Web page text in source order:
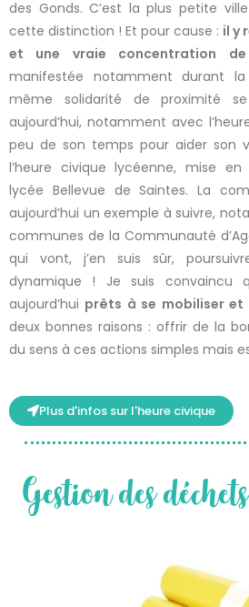
des Gonds. C’est la plus petite
cette distinction ! Et pour cause : il y
et une vraie concentration
manifestée notamment durant
même solidarité de proximité
aujourd’hui, notamment avec
peu de son temps pour aider son
l’heure civique lycéenne, mise
lycée Bellevue de Saintes. La
aujourd’hui un exemple à suivre,
communes de la Communauté
qui vont, j’en suis sûr,
dynamique ! Je suis convaincu
aujourd’hui prêts à se mobiliser
deux bonnes raisons : offrir de la
du sens à ces actions simples mais
Plus d'infos sur l'heure civique
Gestion des